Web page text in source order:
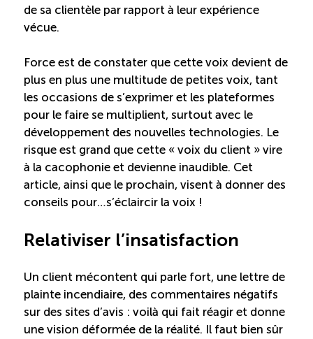
Ressources
Compétences et formations
Nouvelles formations
Formation sur mesure
Programme EMERIT
Cuisinier : alternance travail-étude
Apprentissage en milieu de travail
Reconnaissance des compétences
de sa clientèle par rapport à leur expérience
vécue.
Force est de constater que cette voix devient de
plus en plus une multitude de petites voix, tant
les occasions de s’exprimer et les plateformes
pour le faire se multiplient, surtout avec le
développement des nouvelles technologies. Le
risque est grand que cette « voix du client » vire
à la cacophonie et devienne inaudible. Cet
article, ainsi que le prochain, visent à donner des
conseils pour…s’éclaircir la voix !
Relativiser l’insatisfaction
Un client mécontent qui parle fort, une lettre de
plainte incendiaire, des commentaires négatifs
sur des sites d’avis : voilà qui fait réagir et donne
une vision déformée de la réalité. Il faut bien sûr